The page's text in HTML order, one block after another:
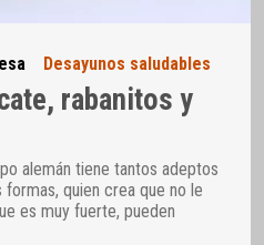
Desayunos saludables
rabanitos y
alemán tiene tantos adeptos
quien crea que no le
es muy fuerte, pueden